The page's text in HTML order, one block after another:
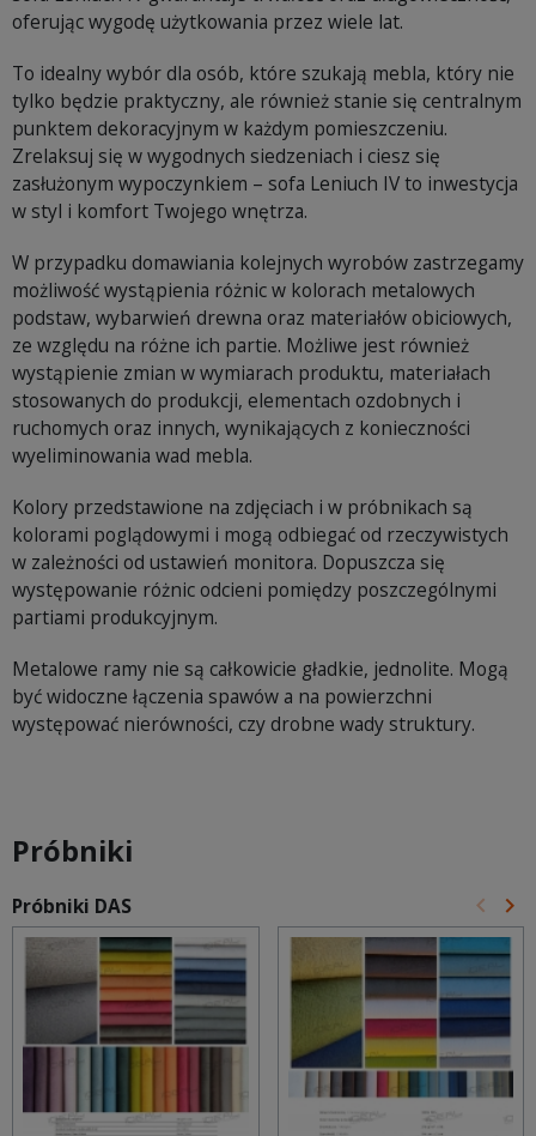
oferując wygodę użytkowania przez wiele lat.
To idealny wybór dla osób, które szukają mebla, który nie
tylko będzie praktyczny, ale również stanie się centralnym
punktem dekoracyjnym w każdym pomieszczeniu.
Zrelaksuj się w wygodnych siedzeniach i ciesz się
zasłużonym wypoczynkiem – sofa Leniuch IV to inwestycja
w styl i komfort Twojego wnętrza.
W przypadku domawiania kolejnych wyrobów zastrzegamy
możliwość wystąpienia różnic w kolorach metalowych
podstaw, wybarwień drewna oraz materiałów obiciowych,
ze względu na różne ich partie. Możliwe jest również
wystąpienie zmian w wymiarach produktu, materiałach
stosowanych do produkcji, elementach ozdobnych i
ruchomych oraz innych, wynikających z konieczności
wyeliminowania wad mebla.
Kolory przedstawione na zdjęciach i w próbnikach są
kolorami poglądowymi i mogą odbiegać od rzeczywistych
w zależności od ustawień monitora. Dopuszcza się
występowanie różnic odcieni pomiędzy poszczególnymi
partiami produkcyjnym.
Metalowe ramy nie są całkowicie gładkie, jednolite. Mogą
być widoczne łączenia spawów a na powierzchni
występować nierówności, czy drobne wady struktury.
Próbniki
Próbniki DAS keyboard_arrow_left keyboard_arrow_right